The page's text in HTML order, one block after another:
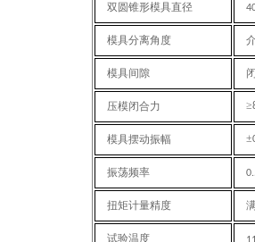
双圆锥形模具直径
模具分离角度
模具间隙
压模闭合力 ≥
模具摆动振幅 ±
振荡频率
扭矩计量精度
试验温度